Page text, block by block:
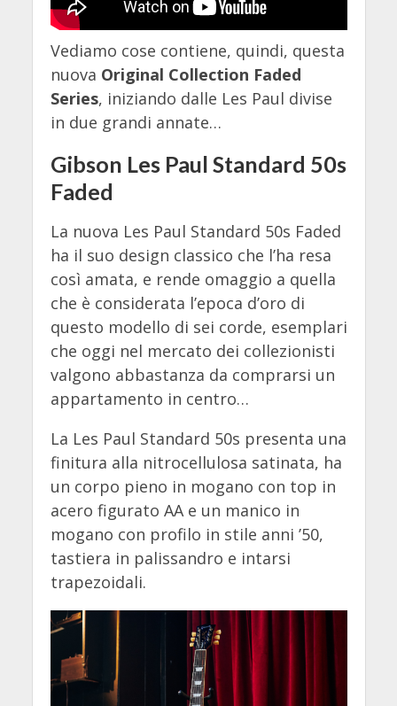
Vediamo cose contiene, quindi, questa
nuova Original Collection Faded
Series, iniziando dalle Les Paul divise
in due grandi annate…
Gibson Les Paul Standard 50s
Faded
La nuova Les Paul Standard 50s Faded
ha il suo design classico che l’ha resa
così amata, e rende omaggio a quella
che è considerata l’epoca d’oro di
questo modello di sei corde, esemplari
che oggi nel mercato dei collezionisti
valgono abbastanza da comprarsi un
appartamento in centro…
La Les Paul Standard 50s presenta una
finitura alla nitrocellulosa satinata, ha
un corpo pieno in mogano con top in
acero figurato AA e un manico in
mogano con profilo in stile anni ’50,
tastiera in palissandro e intarsi
trapezoidali.